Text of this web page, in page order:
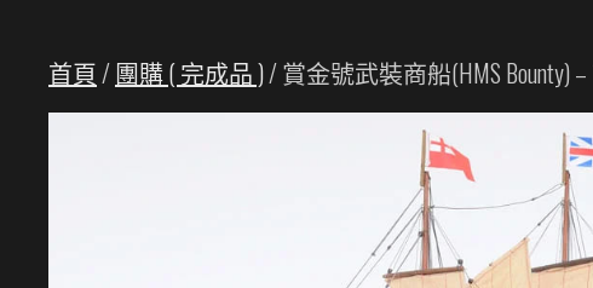
首頁/ 團購 ( 完成品 )/ 賞金號武裝商船(HMS